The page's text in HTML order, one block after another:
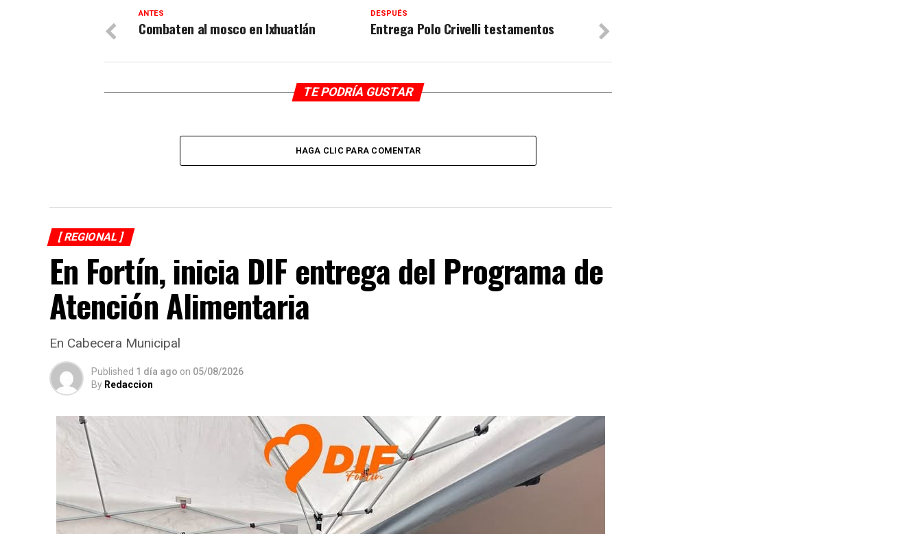
DESPUÉS
Entrega Polo Crivelli testamentos
ANTES
Combaten al mosco en Ixhuatlán
TE PODRÍA GUSTAR
HAGA CLIC PARA COMENTAR
[ REGIONAL ]
En Fortín, inicia DIF entrega del Programa de
Atención Alimentaria
En Cabecera Municipal
Published 1 día ago on 05/08/2026
By Redaccion